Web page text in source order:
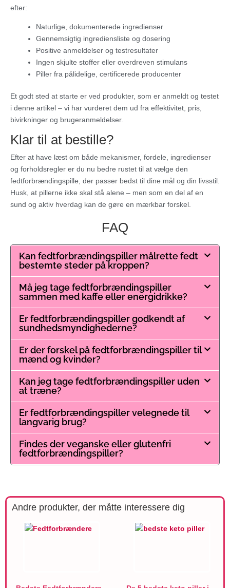
efter:
Naturlige, dokumenterede ingredienser
Gennemsigtig ingrediensliste og dosering
Positive anmeldelser og testresultater
Ingen skjulte stoffer eller overdreven stimulans
Piller fra pålidelige, certificerede producenter
Et godt sted at starte er ved produkter, som er anmeldt og testet
i denne artikel – vi har vurderet dem ud fra effektivitet, pris,
bivirkninger og brugeranmeldelser.
Klar til at bestille?
Efter at have læst om både mekanismer, fordele, ingredienser
og forholdsregler er du nu bedre rustet til at vælge den
fedtforbrændingspille, der passer bedst til dine mål og din livsstil.
Husk, at pillerne ikke skal stå alene – men som en del af en
sund og aktiv hverdag kan de gøre en mærkbar forskel.
FAQ
Kan fedtforbrændingspiller målrette fedt
bestemte steder på kroppen?
Må jeg tage fedtforbrændingspiller
sammen med kaffe eller energidrikke?
Er fedtforbrændingspiller godkendt af
sundhedsmyndighederne?
Er der forskel på fedtforbrændingspiller til
mænd og kvinder?
Kan jeg tage fedtforbrændingspiller uden
at træne?
Er fedtforbrændingspiller velegnede til
langvarig brug?
Findes der veganske eller glutenfri
fedtforbrændingspiller?
Andre produkter, der måtte interessere dig